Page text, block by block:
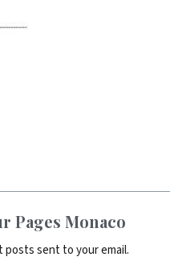
Pages Monaco
sent to your email.